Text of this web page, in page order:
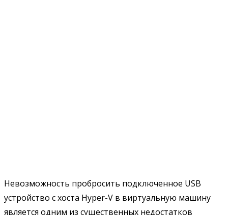
Невозможность пробросить подключенное USB
устройство с хоста Hyper-V в виртуальную машину
является одним из существенных недостатков